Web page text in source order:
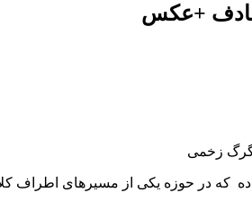
+عکس
در حوزه یکی از مسیرهای اطراف